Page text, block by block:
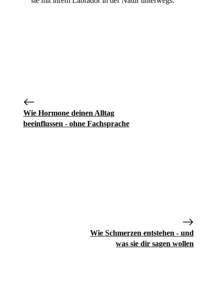
Wie Hormone deinen Alltag
beeinflussen - ohne Fachsprache
Wie Schmerzen entstehen - und
was sie dir sagen wollen